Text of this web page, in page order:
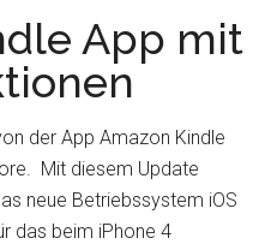
App mit
der App Amazon Kindle
Mit diesem Update
neue Betriebssystem iOS
das beim iPhone 4